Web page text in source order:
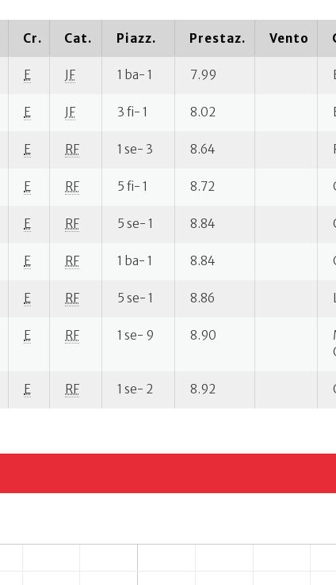
Cr. Cat. Piazz. Prestaz. Vento
E JF 1 ba- 1 7.99
E JF 3 fi- 1 8.02
E RF 1 se- 3 8.64
E RF 5 fi- 1 8.72
E RF 5 se- 1 8.84
E RF 1 ba- 1 8.84
E RF 5 se- 1 8.86
E RF 1 se- 9 8.90
E RF 1 se- 2 8.92